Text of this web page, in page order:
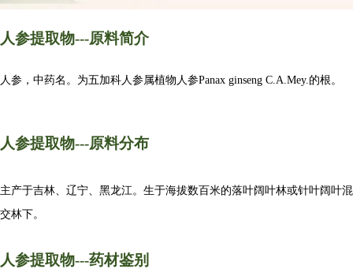
人参提取物---原料简介
人参，中药名。为五加科人参属植物人参Panax ginseng C.A.Mey.的根。
人参提取物---原料分布
主产于吉林、辽宁、黑龙江。生于海拔数百米的落叶阔叶林或针叶阔叶混
交林下。
人参提取物---药材鉴别